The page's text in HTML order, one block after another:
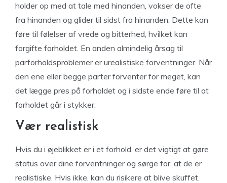
holder op med at tale med hinanden, vokser de ofte
fra hinanden og glider til sidst fra hinanden. Dette kan
føre til følelser af vrede og bitterhed, hvilket kan
forgifte forholdet. En anden almindelig årsag til
parforholdsproblemer er urealistiske forventninger. Når
den ene eller begge parter forventer for meget, kan
det lægge pres på forholdet og i sidste ende føre til at
forholdet går i stykker.
Vær realistisk
Hvis du i øjeblikket er i et forhold, er det vigtigt at gøre
status over dine forventninger og sørge for, at de er
realistiske. Hvis ikke, kan du risikere at blive skuffet.